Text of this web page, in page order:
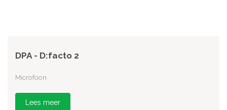
DPA - D:facto 2
Microfoon
Lees meer